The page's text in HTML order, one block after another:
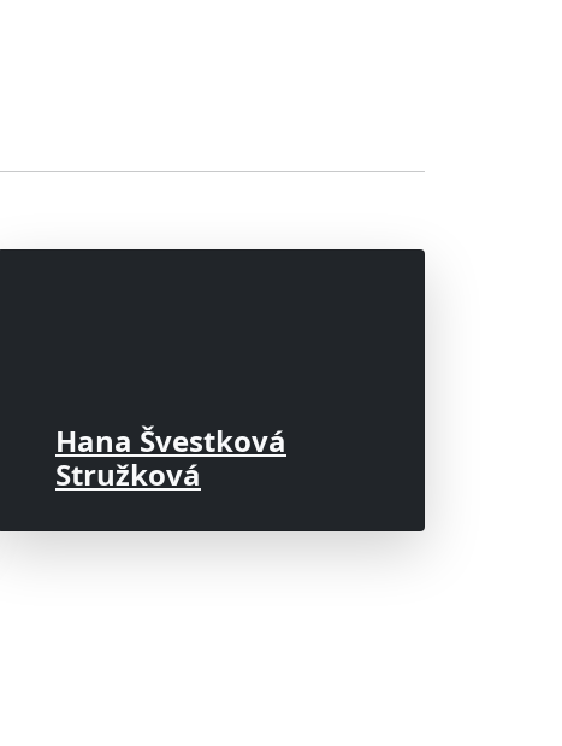
Hana Švestková
Stružková